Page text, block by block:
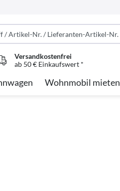
Versandkostenfrei
ab 50 € Einkaufswert *
Wohnmobil mieten